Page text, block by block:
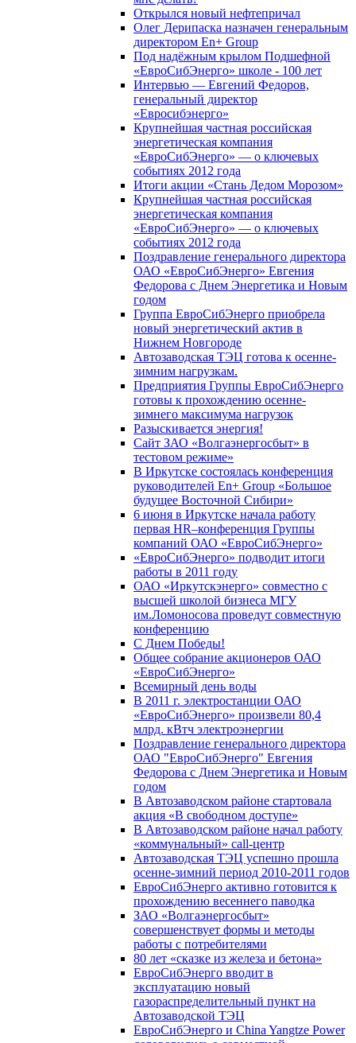
Открылся новый нефтепричал
Олег Дерипаска назначен генеральным
директором En+ Group
Под надёжным крылом Подшефной
«ЕвроСибЭнерго» школе - 100 лет
Интервью — Евгений Федоров,
генеральный директор
«Евросибэнерго»
Крупнейшая частная российская
энергетическая компания
«ЕвроСибЭнерго» — о ключевых
событиях 2012 года
Итоги акции «Стань Дедом Морозом»
Крупнейшая частная российская
энергетическая компания
«ЕвроСибЭнерго» — о ключевых
событиях 2012 года
Поздравление генерального директора
ОАО «ЕвроСибЭнерго» Евгения
Федорова с Днем Энергетика и Новым
годом
Группа ЕвроСибЭнерго приобрела
новый энергетический актив в
Нижнем Новгороде
Автозаводская ТЭЦ готова к осенне-
зимним нагрузкам.
Предприятия Группы ЕвроСибЭнерго
готовы к прохождению осенне-
зимнего максимума нагрузок
Разыскивается энергия!
Сайт ЗАО «Волгаэнергосбыт» в
тестовом режиме»
В Иркутске состоялась конференция
руководителей En+ Group «Большое
будущее Восточной Сибири»
6 июня в Иркутске начала работу
первая HR–конференция Группы
компаний ОАО «ЕвроСибЭнерго»
«ЕвроСибЭнерго» подводит итоги
работы в 2011 году
ОАО «Иркутскэнерго» совместно с
высшей школой бизнеса МГУ
им.Ломоносова проведут совместную
конференцию
С Днем Победы!
Общее собрание акционеров ОАО
«ЕвроСибЭнерго»
Всемирный день воды
В 2011 г. электростанции ОАО
«ЕвроСибЭнерго» произвели 80,4
млрд. кВтч электроэнергии
Поздравление генерального директора
ОАО "ЕвроСибЭнерго" Евгения
Федорова с Днем Энергетика и Новым
годом
В Автозаводском районе стартовала
акция «В свободном доступе»
В Автозаводском районе начал работу
«коммунальный» call-центр
Автозаводская ТЭЦ успешно прошла
осенне-зимний период 2010-2011 годов
ЕвроСибЭнерго активно готовится к
прохождению весеннего паводка
ЗАО «Волгаэнергосбыт»
совершенствует формы и методы
работы с потребителями
80 лет «сказке из железа и бетона»
ЕвроСибЭнерго вводит в
эксплуатацию новый
газораспределительный пункт на
Автозаводской ТЭЦ
ЕвроСибЭнерго и China Yangtze Power